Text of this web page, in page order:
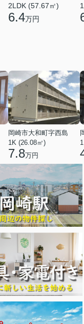
2LDK (57.67㎡)
6.4万円
岡崎市大和町字西島
1K (26.08㎡)
7.8万円